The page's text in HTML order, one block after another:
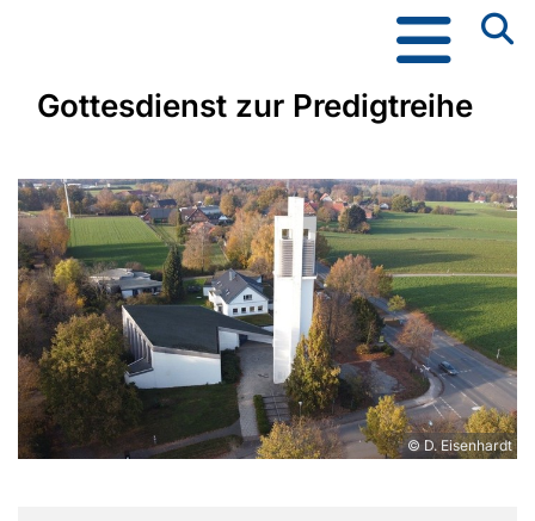
Gottesdienst zur Predigtreihe
© D. Eisenhardt